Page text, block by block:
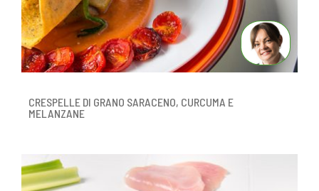
CRESPELLE DI GRANO SARACENO, CURCUMA E
MELANZANE